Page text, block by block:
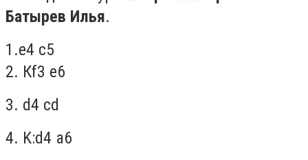
Батырев Илья.
1 .е4 с5
2. Кf3 e6
3. d4 cd
4. K:d4 a6